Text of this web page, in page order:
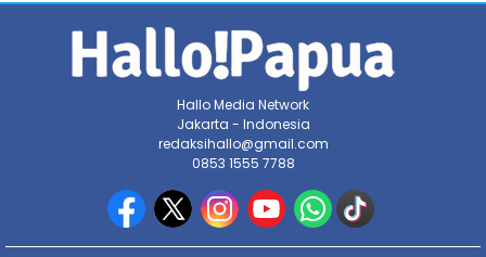
Hallo Media Network
Jakarta - Indonesia
redaksihallo@gmail.com
0853 1555 7788